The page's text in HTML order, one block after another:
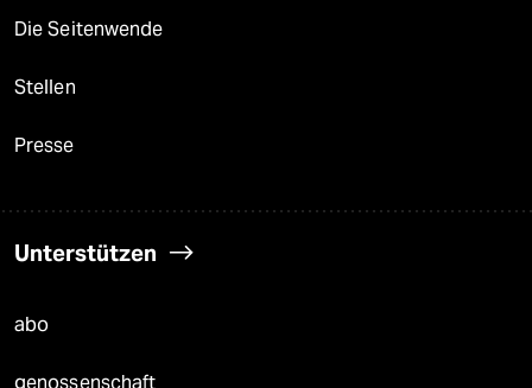
Die Seitenwende
Stellen
Presse
Unterstützen
abo
genossenschaft